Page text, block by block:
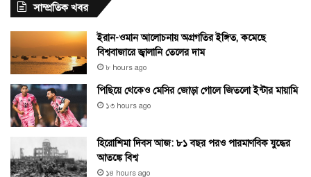
সাম্প্রতিক খবর
ইরান-ওমান আলোচনায় অগ্রগতির ইঙ্গিত, কমেছে
বিশ্ববাজারে জ্বালানি তেলের দাম
৮ hours ago
পিছিয়ে থেকেও মেসির জোড়া গোলে জিতলো ইন্টার মায়ামি
১৩ hours ago
হিরোশিমা দিবস আজ: ৮১ বছর পরও পারমাণবিক যুদ্ধের
আতঙ্কে বিশ্ব
১৪ hours ago